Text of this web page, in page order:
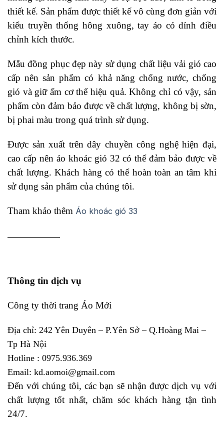
thiết kế. Sản phẩm được thiết kế vô cùng đơn giản với
kiểu truyền thống hông xuông, tay áo có dính điều
chỉnh kích thước.
Mẫu đồng phục đẹp này sử dụng chất liệu vải gió cao
cấp nên sản phẩm có khả năng chống nước, chống
gió và giữ ấm cơ thể hiệu quả. Không chỉ có vậy, sản
phẩm còn đảm bảo được về chất lượng, không bị sờn,
bị phai màu trong quá trình sử dụng.
Được sản xuất trên dây chuyền công nghệ hiện đại,
cao cấp nên áo khoác gió 32 có thể đảm bảo được về
chất lượng. Khách hàng có thể hoàn toàn an tâm khi
sử dụng sản phẩm của chúng tôi.
Tham khảo thêm Áo khoác gió 33
Thông tin dịch vụ
Công ty thời trang Áo Mới
Địa chỉ: 242 Yên Duyên – P.Yên Sở – Q.Hoàng Mai –
Tp Hà Nội
Hotline : 0975.936.369
Email: kd.aomoi@gmail.com
Đến với chúng tôi, các bạn sẽ nhận được dịch vụ với
chất lượng tốt nhất, chăm sóc khách hàng tận tình
24/7.